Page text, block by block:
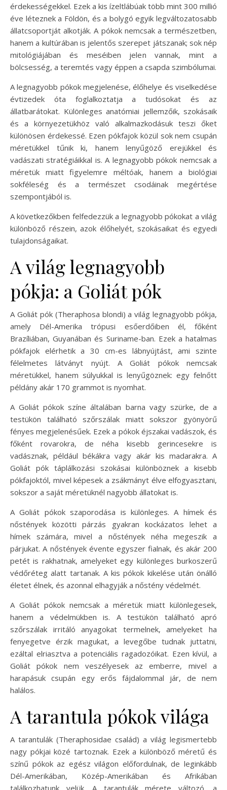
érdekességekkel. Ezek a kis ízeltlábúak több mint 300 millió
éve léteznek a Földön, és a bolygó egyik legváltozatosabb
állatcsoportját alkotják. A pókok nemcsak a természetben,
hanem a kultúrában is jelentős szerepet játszanak; sok nép
mitológiájában és meséiben jelen vannak, mint a
bölcsesség, a teremtés vagy éppen a csapda szimbólumai.
A legnagyobb pókok megjelenése, élőhelye és viselkedése
évtizedek óta foglalkoztatja a tudósokat és az
állatbarátokat. Különleges anatómiai jellemzőik, szokásaik
és a környezetükhöz való alkalmazkodásuk teszi őket
különösen érdekessé. Ezen pókfajok közül sok nem csupán
méretükkel tűnik ki, hanem lenyűgöző erejükkel és
vadászati stratégiáikkal is. A legnagyobb pókok nemcsak a
méretük miatt figyelemre méltóak, hanem a biológiai
sokféleség és a természet csodáinak megértése
szempontjából is.
A következőkben felfedezzük a legnagyobb pókokat a világ
különböző részein, azok élőhelyét, szokásaikat és egyedi
tulajdonságaikat.
A világ legnagyobb
pókja: a Goliát pók
A Goliát pók (Theraphosa blondi) a világ legnagyobb pókja,
amely Dél-Amerika trópusi esőerdőiben él, főként
Brazíliában, Guyanában és Suriname-ban. Ezek a hatalmas
pókfajok elérhetik a 30 cm-es lábnyújtást, ami szinte
félelmetes látványt nyújt. A Goliát pókok nemcsak
méretükkel, hanem súlyukkal is lenyűgöznek: egy felnőtt
példány akár 170 grammot is nyomhat.
A Goliát pókok színe általában barna vagy szürke, de a
testükön található szőrszálak miatt sokszor gyönyörű
fényes megjelenésűek. Ezek a pókok éjszakai vadászok, és
főként rovarokra, de néha kisebb gerincesekre is
vadásznak, például békákra vagy akár kis madarakra. A
Goliát pók táplálkozási szokásai különböznek a kisebb
pókfajoktól, mivel képesek a zsákmányt élve elfogyasztani,
sokszor a saját méretüknél nagyobb állatokat is.
A Goliát pókok szaporodása is különleges. A hímek és
nőstények közötti párzás gyakran kockázatos lehet a
hímek számára, mivel a nőstények néha megeszik a
párjukat. A nőstények évente egyszer fialnak, és akár 200
petét is rakhatnak, amelyeket egy különleges burkoszerű
védőréteg alatt tartanak. A kis pókok kikelése után önálló
életet élnek, és azonnal elhagyják a nőstény védelmét.
A Goliát pókok nemcsak a méretük miatt különlegesek,
hanem a védelmükben is. A testükön található apró
szőrszálak irritáló anyagokat termelnek, amelyeket ha
fenyegetve érzik magukat, a levegőbe tudnak juttatni,
ezáltal elriasztva a potenciális ragadozóikat. Ezen kívül, a
Goliát pókok nem veszélyesek az emberre, mivel a
harapásuk csupán egy erős fájdalommal jár, de nem
halálos.
A tarantula pókok világa
A tarantulák (Theraphosidae család) a világ legismertebb
nagy pókjai közé tartoznak. Ezek a különböző méretű és
színű pókok az egész világon előfordulnak, de leginkább
Dél-Amerikában, Közép-Amerikában és Afrikában